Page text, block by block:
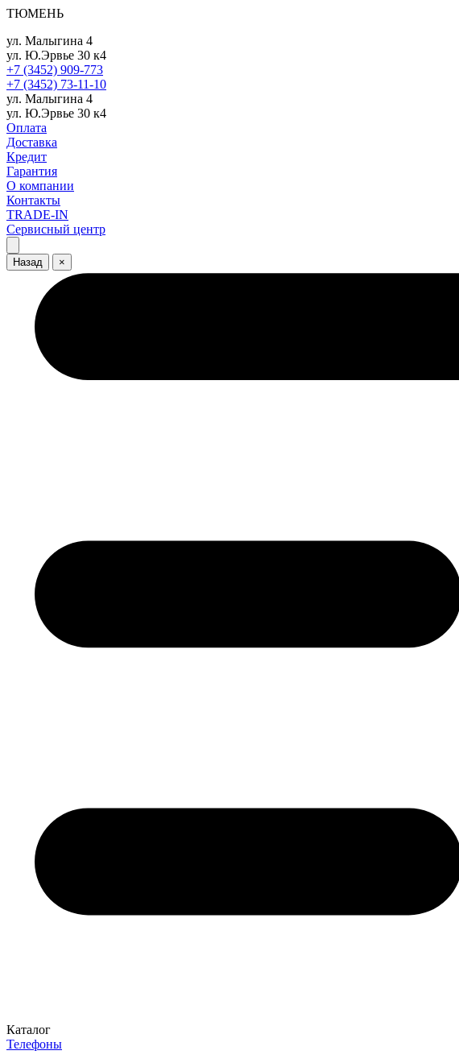
ТЮМЕНЬ
ул. Малыгина 4
ул. Ю.Эрвье 30 к4
+7 (3452) 909-773
+7 (3452) 73-11-10
ул. Малыгина 4
ул. Ю.Эрвье 30 к4
Оплата
Доставка
Кредит
Гарантия
О компании
Контакты
TRADE-IN
Сервисный центр
Назад ×
Каталог
Телефоны